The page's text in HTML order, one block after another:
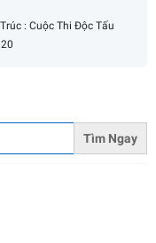
: Cuộc Thi Độc Tấu